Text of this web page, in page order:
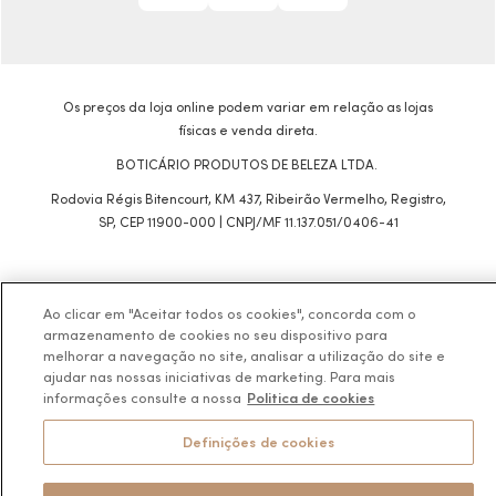
Os preços da loja online podem variar em relação as lojas
físicas e venda direta.
BOTICÁRIO PRODUTOS DE BELEZA LTDA.
Rodovia Régis Bitencourt, KM 437, Ribeirão Vermelho, Registro,
SP, CEP 11900-000 | CNPJ/MF 11.137.051/0406-41
Ao clicar em "Aceitar todos os cookies", concorda com o
armazenamento de cookies no seu dispositivo para
melhorar a navegação no site, analisar a utilização do site e
ajudar nas nossas iniciativas de marketing. Para mais
informações consulte a nossa Politica de cookies
Definições de cookies